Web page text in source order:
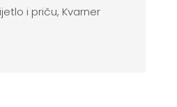
i priču, Kvarner